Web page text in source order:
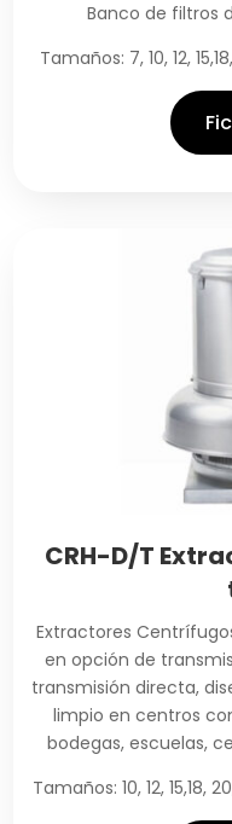
Banco de filtros
Tamaños: 7, 10, 12,
CRH-D/T
Extractores
en opción de
transmisión directa,
limpio en centros
bodegas, escuelas,
Tamaños: 10, 12, 15,18,